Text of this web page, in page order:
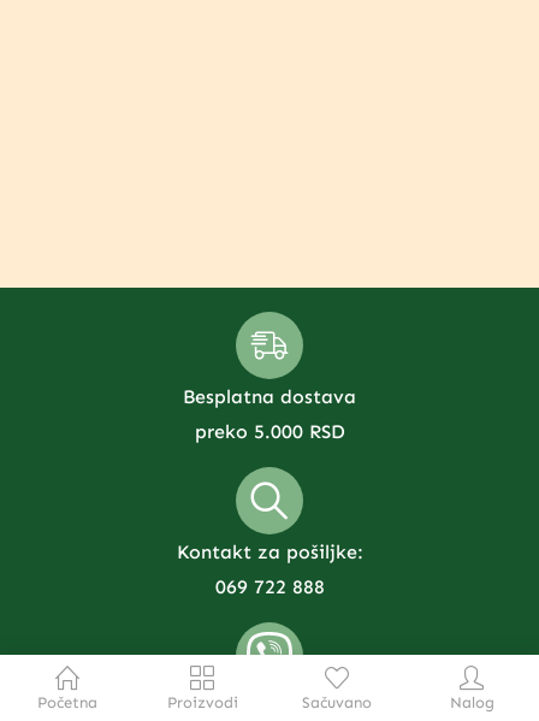
Početna Proizvodi Sačuvano Nalog
Besplatna dostava
preko 5.000 RSD
Kontakt za pošiljke:
069 722 888
Proizvodi i porudžbine: